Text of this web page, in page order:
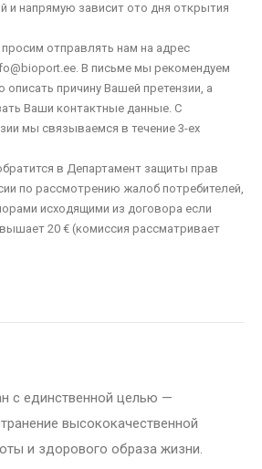
и напрямую зависит ото дня открытия
отправлять нам на адрес
В письме мы рекомендуем
причину Вашей претензии, а
Ваши контактные данные. С
мы связываемся в течение 3-ех
в Департамент защиты прав
по рассмотрению жалоб потребителей,
исходящими из договора если
20 € (комиссия рассматривает
с единственной целью —
высококачественной
и здорового образа жизни.